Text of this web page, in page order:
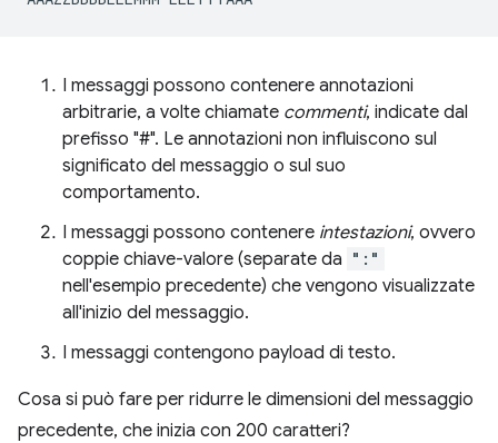
I messaggi possono contenere annotazioni
arbitrarie, a volte chiamate commenti, indicate dal
prefisso "#". Le annotazioni non influiscono sul
significato del messaggio o sul suo
comportamento.
I messaggi possono contenere intestazioni, ovvero
coppie chiave-valore (separate da ":"
nell'esempio precedente) che vengono visualizzate
all'inizio del messaggio.
I messaggi contengono payload di testo.
Cosa si può fare per ridurre le dimensioni del messaggio
precedente, che inizia con 200 caratteri?